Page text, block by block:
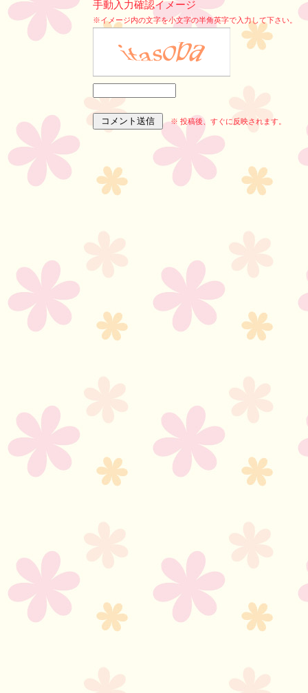
手動入力確認イメージ
※イメージ内の文字を小文字の半角英字で入力して下さい。
※ 投稿後、すぐに反映されます。